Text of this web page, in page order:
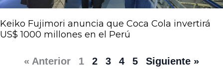
Keiko Fujimori anuncia que Coca Cola invertirá
US$ 1000 millones en el Perú
« Anterior 1 2 3 4 5 Siguiente »